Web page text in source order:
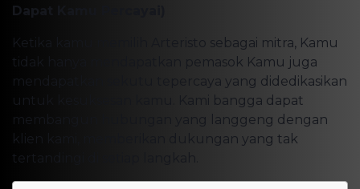
Dapat Kamu Percayai)
Ketika kamu memilih Arteristo sebagai mitra, Kamu
tidak hanya mendapatkan pemasok Kamu juga
mendapatkan sekutu tepercaya yang didedikasikan
untuk kesuksesan kamu. Kami bangga dapat
membangun hubungan yang langgeng dengan
klien kami, memberikan dukungan yang tak
tertandingi di setiap langkah.